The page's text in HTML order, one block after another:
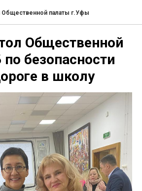
Общественной палаты г.Уфы
Общественной
безопасности
в школу